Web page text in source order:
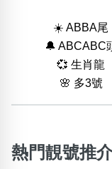
☀️ ABBA尾
🔔 ABCABC
💞 生肖龍
🌸 多3號
熱門靚號推